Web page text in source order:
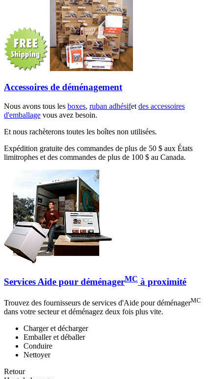
Accessoires de déménagement
Nous avons tous les boxes, ruban adhésifet des accessoires
d'emballage vous avez besoin.
Et nous rachèterons toutes les boîtes non utilisées.
Expédition gratuite des commandes de plus de 50 $ aux États
limitrophes et des commandes de plus de 100 $ au Canada.
Services Aide pour déménagerMC à proximité
Trouvez des fournisseurs de services d'Aide pour déménagerMC
dans votre secteur et déménagez deux fois plus vite.
Charger et décharger
Emballer et déballer
Conduire
Nettoyer
Retour